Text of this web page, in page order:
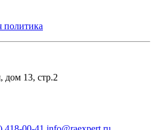
политика
дом 13, стр.2